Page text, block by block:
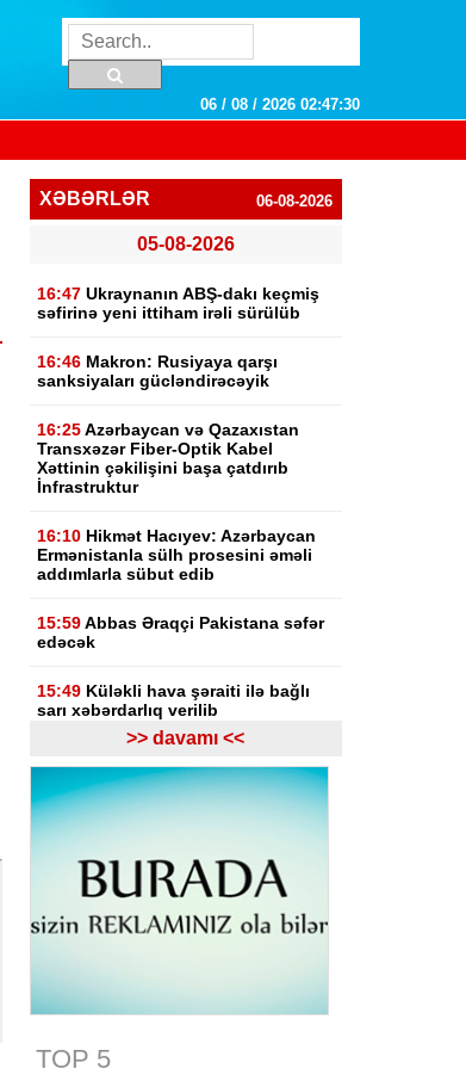
06 / 08 / 2026 02:47:31
XƏBƏRLƏR 06-08-2026
05-08-2026
16:47 Ukraynanın ABŞ-dakı keçmiş
səfirinə yeni ittiham irəli sürülüb
16:46 Makron: Rusiyaya qarşı
sanksiyaları gücləndirəcəyik
16:25 Azərbaycan və Qazaxıstan
Transxəzər Fiber-Optik Kabel
Xəttinin çəkilişini başa çatdırıb
İnfrastruktur
16:10 Hikmət Hacıyev: Azərbaycan
Ermənistanla sülh prosesini əməli
addımlarla sübut edib
15:59 Abbas Əraqçi Pakistana səfər
edəcək
15:49 Küləkli hava şəraiti ilə bağlı
sarı xəbərdarlıq verilib
kompleksləri Ukrayna üçün qanuni
hədəf olacaq
liderinə İranın dəstəyini açıqlayıb:
Fələstin Tehranın gündəmində qalır
15:05 Hikmət Hacıyev: Azərbaycan
Azərbaycan Qızıl Aypara
>> davamı <<
TOP 5